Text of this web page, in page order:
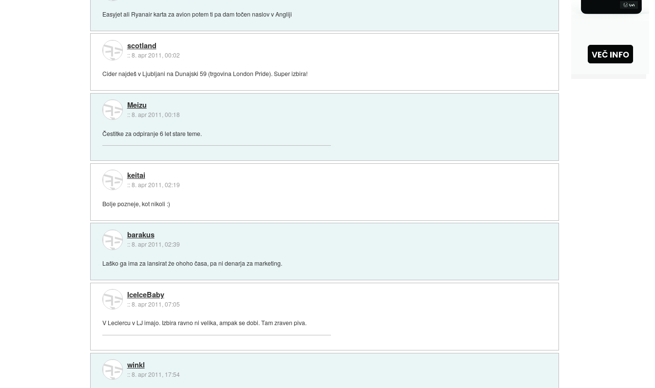
Easyjet ali Ryanair karta za avion potem ti pa dam točen naslov v Angliji
scotland
::8. apr 2011, 00:02
Cider najdeš v Ljubljani na Dunajski 59 (trgovina London Pride). Super izbira!
Meizu
::8. apr 2011, 00:18
Čestitke za odpiranje 6 let stare teme.
keitai
::8. apr 2011, 02:19
Bolje pozneje, kot nikoli :)
barakus
::8. apr 2011, 02:39
Laško ga ima za lansirat že ohoho časa, pa ni denarja za marketing.
IceIceBaby
::8. apr 2011, 07:05
V Leclercu v LJ imajo. Izbira ravno ni velika, ampak se dobi. Tam zraven piva.
winkl
::8. apr 2011, 17:54